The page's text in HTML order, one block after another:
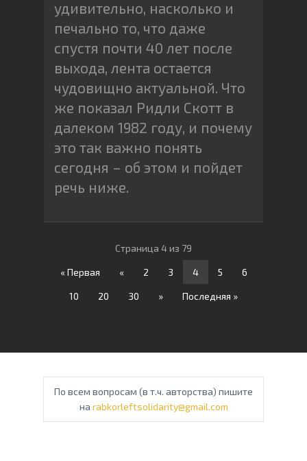
удивительно, насколько и
печально то, что даже
спустя почти 40 лет после
выхода, лента остается
чудовищно актуальной. Что
же показал Ридли Скотт в
далеком 1982 году, и почему
это так важно понять
сегодня – об этом и пойдет
речь ниже.
Страница 4 из 79
« Первая « 2 3 4 5 6
10 20 30 » Последняя »
По всем вопросам (в т.ч. авторства) пишите
на rabkorleftsolidarity@gmail.com